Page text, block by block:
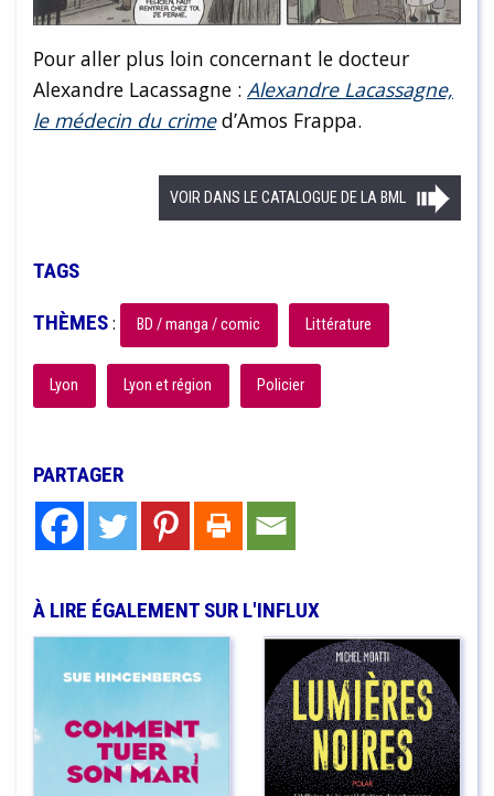
Pour aller plus loin concernant le docteur
Alexandre Lacassagne : Alexandre Lacassagne,
le médecin du crimed’Amos Frappa.
VOIR DANS LE CATALOGUE DE LA BML
TAGS
THÈMES: BD / manga / comic Littérature
Lyon Lyon et région Policier
PARTAGER
À LIRE ÉGALEMENT SUR L'INFLUX